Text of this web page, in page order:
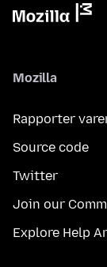
Mozilla
Rapporter
Source code
Twitter
Join our
Explore Help